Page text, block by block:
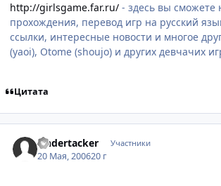
http://girlsgame.far.ru/ - здесь вы сможете
прохождения, перевод игр на русский
ссылки, интересные новости и многое
(yaoi), Otome (shoujo) и других девчачих
Цитата
Undertacker Участники
20 Мая, 200620 г